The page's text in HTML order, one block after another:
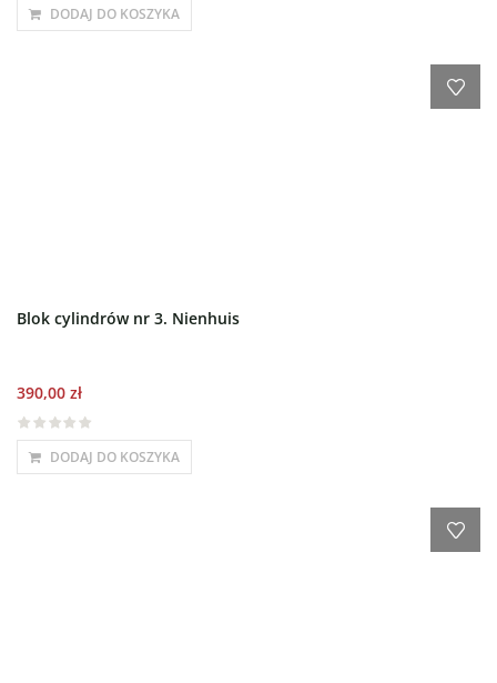
DODAJ DO KOSZYKA
Blok cylindrów nr 3. Nienhuis
390,00 zł
DODAJ DO KOSZYKA